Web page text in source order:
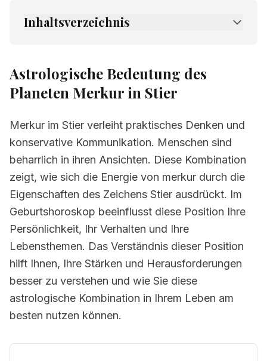
Inhaltsverzeichnis
2. Verwandte Seiten
Astrologische Bedeutung des
Planeten Merkur in Stier
Merkur im Stier verleiht praktisches Denken und
konservative Kommunikation. Menschen sind
beharrlich in ihren Ansichten. Diese Kombination
zeigt, wie sich die Energie von merkur durch die
Eigenschaften des Zeichens Stier ausdrückt. Im
Geburtshoroskop beeinflusst diese Position Ihre
Persönlichkeit, Ihr Verhalten und Ihre
Lebensthemen. Das Verständnis dieser Position
hilft Ihnen, Ihre Stärken und Herausforderungen
besser zu verstehen und wie Sie diese
astrologische Kombination in Ihrem Leben am
besten nutzen können.